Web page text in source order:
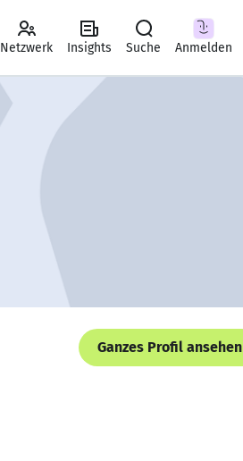
Netzwerk Insights Suche Anmelden
Ganzes Profil ansehen